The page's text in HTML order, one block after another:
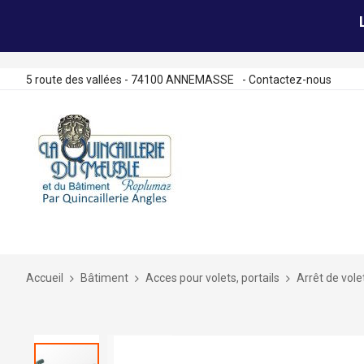
5 route des vallées - 74100 ANNEMASSE - Contactez-nous
Accueil Bâtiment Acces pour volets, portails Arrêt de
Skip
to